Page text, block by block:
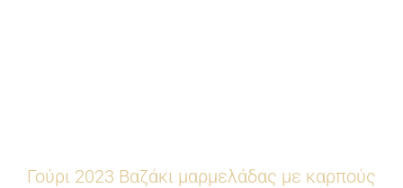
Γούρι 2023 Βαζάκι μαρμελάδας με καρπούς